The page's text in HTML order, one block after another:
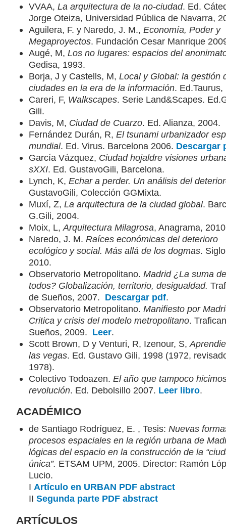
VVAA, La arquitectura de la no-ciudad. Ed.
Jorge Oteiza, Universidad Pública de Navarra,
Aguilera, F. y Naredo, J. M., Economía, Poder y
Megaproyectos. Fundación Cesar Manrique
Augé, M, Los no lugares: espacios del
Gedisa, 1993.
Borja, J y Castells, M, Local y Global: la gestión
ciudades en la era de la información. Ed.Taurus,
Careri, F, Walkscapes. Serie Land&Scapes.
Gili.
Davis, M, Ciudad de Cuarzo. Ed. Alianza, 2004.
Fernández Durán, R, El tsunami urbanizador
mundial. Ed. Virus. Barcelona 2006. Descargar
García Vázquez, Ciudad hojaldre visiones
sXXI. Ed. GustavoGili, Barcelona.
Lynch, K, Echar a perder. Un análisis del
GustavoGili, Colección GGMixta.
Muxí, Z, La arquitectura de la ciudad global.
G.Gili, 2004.
Moix, L, Arquitectura Milagrosa, Anagrama,
Naredo, J. M. Raíces económicas del deterioro
ecológico y social. Más allá de los dogmas.
2010.
Observatorio Metropolitano. Madrid ¿La suma de
todos? Globalización, territorio, desigualdad.
de Sueños, 2007. Descargar pdf.
Observatorio Metropolitano. Manifiesto por
Critica y crisis del modelo metropolitano.
Sueños, 2009. Leer.
Scott Brown, D y Venturi, R, Izenour, S,
las vegas. Ed. Gustavo Gili, 1998 (1972,
1978).
Colectivo Todoazen. El año que tampoco
revolución. Ed. Debolsillo 2007. Leer libro.
ACADÉMICO
de Santiago Rodríguez, E. , Tesis: Nuevas
procesos espaciales en la región urbana de
lógicas del espacio en la construcción de la
única”. ETSAM UPM, 2005. Director: Ramón
Lucio.
I Artículo en URBAN PDF abstract
II Segunda parte PDF abstract
ARTÍCULOS